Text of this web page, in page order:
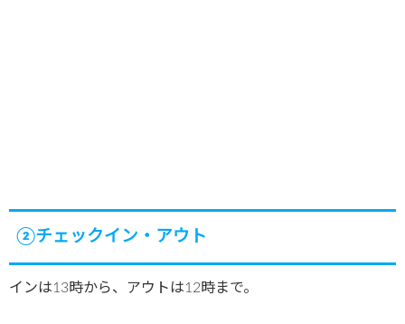
②チェックイン・アウト
インは13時から、アウトは12時まで。